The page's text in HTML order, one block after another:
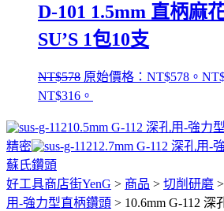
D-101 1.5mm 直柄麻
SU’S 1包10支
NT$578 原始價格：NT$578。
NT$316。
10.5mm G-112 深孔用-強力
精密
12.7mm G-112 深孔用-
蘇氏鑽頭
好工具商店街YenG > 商品 > 切削研磨 >
用-強力型直柄鑽頭 > 10.6mm G-112